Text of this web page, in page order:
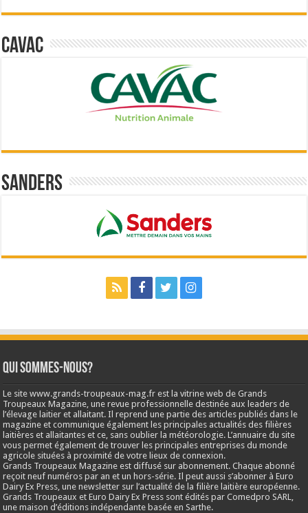
Cavac
Sanders
Qui sommes-nous?
Le site www.grands-troupeaux-mag.fr est la vitrine web de Grands
Troupeaux Magazine, une revue professionnelle destinée aux leaders de
l’élevage laitier et allaitant. Il reprend une partie des articles publiés dans le
magazine et communique également les principales actualités des filières
laitières et allaitantes et ce, sans oublier la météorologie. L’annuaire du site
vous permet également de trouver les principales entreprises du monde
agricole situées à proximité de votre lieux de connexion.
Grands Troupeaux Magazine est diffusé sur abonnement. Chaque abonné
reçoit neuf numéros par an et un hors-série. Il peut aussi s’abonner à Euro
Dairy Ex Press, une newsletter sur l’actualité de la filière laitière européenne.
Grands Troupeaux et Euro Dairy Ex Press sont édités par Comedpro SARL,
une maison d’éditions indépendante basée en Sarthe.